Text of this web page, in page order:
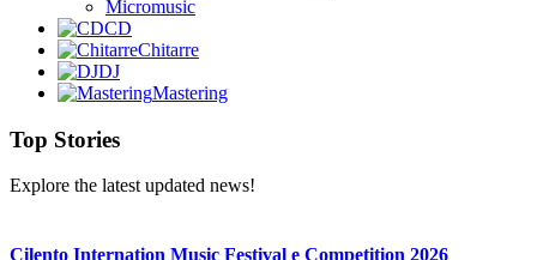
Micromusic
CD
Chitarre
DJ
Mastering
Top Stories
Explore the latest updated news!
Cilento Internation Music Festival e Competition 2026